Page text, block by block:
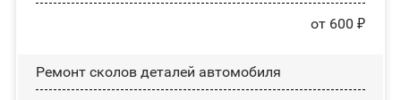
от 600 ₽
Ремонт сколов деталей автомобиля